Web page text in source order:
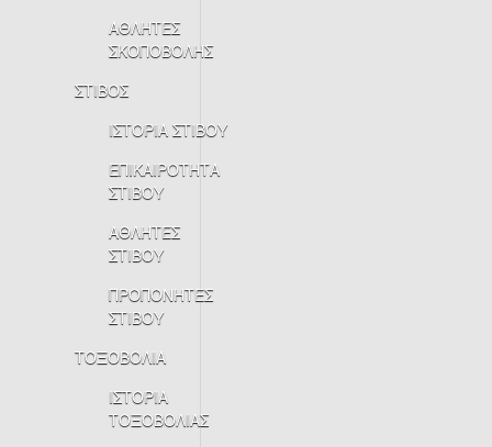
ΑΘΛΗΤΕΣ
ΣΚΟΠΟΒΟΛΗΣ
ΣΤΙΒΟΣ
ΙΣΤΟΡΙΑ ΣΤΙΒΟΥ
ΕΠΙΚΑΙΡΟΤΗΤΑ
ΣΤΙΒΟΥ
ΑΘΛΗΤΕΣ
ΣΤΙΒΟΥ
ΠΡΟΠΟΝΗΤΕΣ
ΣΤΙΒΟΥ
ΤΟΞΟΒΟΛΙΑ
ΙΣΤΟΡΙΑ
ΤΟΞΟΒΟΛΙΑΣ